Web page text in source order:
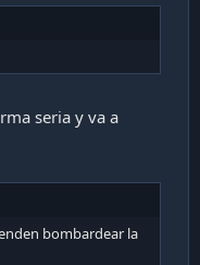
seria y va a
bombardear la